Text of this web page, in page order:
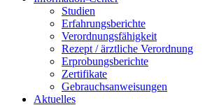
Studien
Erfahrungsberichte
Verordnungsfähigkeit
Rezept / ärztliche Verordnung
Erprobungsberichte
Zertifikate
Gebrauchsanweisungen
Aktuelles